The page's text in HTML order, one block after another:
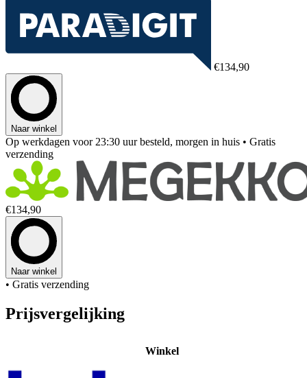
€134,90
Naar winkel
Op werkdagen voor 23:30 uur besteld, morgen in huis • Gratis
verzending
€134,90
Naar winkel
• Gratis verzending
Prijsvergelijking
Winkel